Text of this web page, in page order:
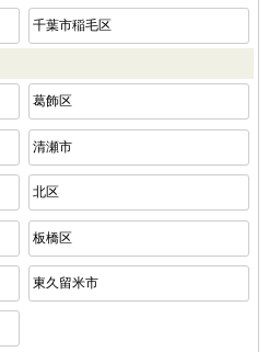
千葉市稲毛区
葛飾区
清瀬市
北区
板橋区
東久留米市